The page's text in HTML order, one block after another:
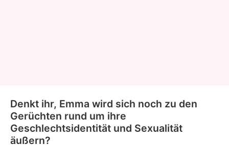
Denkt ihr, Emma wird sich noch zu den
Gerüchten rund um ihre
Geschlechtsidentität und Sexualität
äußern?